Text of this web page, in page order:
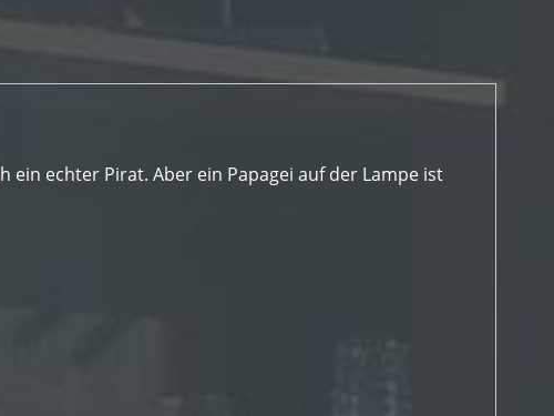
echter Pirat. Aber ein Papagei auf der Lampe ist